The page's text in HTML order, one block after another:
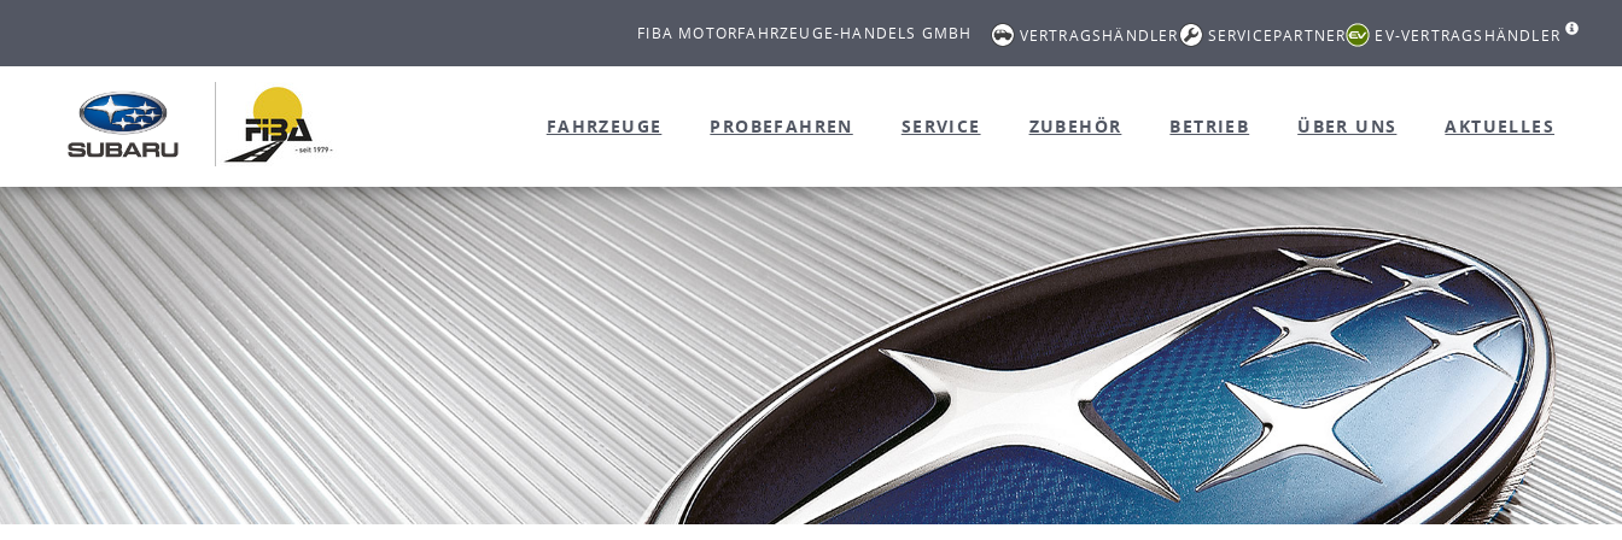
FIBA MOTORFAHRZEUGE-HANDELS GMBH VERTRAGSHÄNDLER SERVICEPARTNER EV-VERTRAGSHÄNDLER
FAHRZEUGE PROBEFAHREN SERVICE ZUBEHÖR BETRIEB ÜBER UNS AKTUELLES